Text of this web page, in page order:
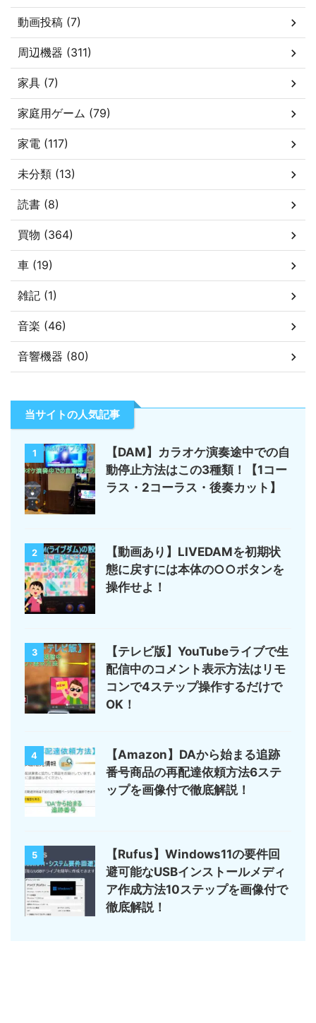
動画投稿 (7)
周辺機器 (311)
家具 (7)
家庭用ゲーム (79)
家電 (117)
未分類 (13)
読書 (8)
買物 (364)
車 (19)
雑記 (1)
音楽 (46)
音響機器 (80)
当サイトの人気記事
1
【DAM】カラオケ演奏途中での自
動停止方法はこの3種類！【1コー
ラス・2コーラス・後奏カット】
2
【動画あり】LIVEDAMを初期状
態に戻すには本体の○○ボタンを
操作せよ！
3
【テレビ版】YouTubeライブで生
配信中のコメント表示方法はリモ
コンで4ステップ操作するだけで
OK！
4
【Amazon】DAから始まる追跡
番号商品の再配達依頼方法6ステ
ップを画像付で徹底解説！
5
【Rufus】Windows11の要件回
避可能なUSBインストールメディ
ア作成方法10ステップを画像付で
徹底解説！